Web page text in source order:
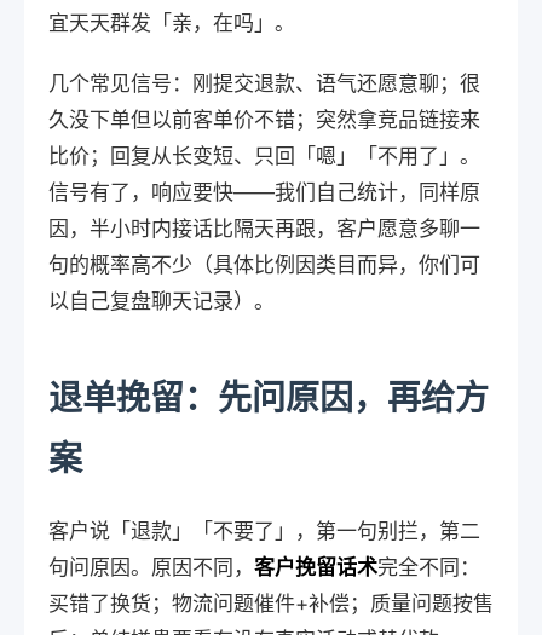
宜天天群发「亲，在吗」。
几个常见信号：刚提交退款、语气还愿意聊；很
久没下单但以前客单价不错；突然拿竞品链接来
比价；回复从长变短、只回「嗯」「不用了」。
信号有了，响应要快——我们自己统计，同样原
因，半小时内接话比隔天再跟，客户愿意多聊一
句的概率高不少（具体比例因类目而异，你们可
以自己复盘聊天记录）。
退单挽留：先问原因，再给方
案
客户说「退款」「不要了」，第一句别拦，第二
句问原因。原因不同， 客户挽留话术完全不同：
买错了换货；物流问题催件+补偿；质量问题按售